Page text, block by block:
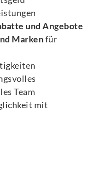
und Angebote
Markenfür
Team
mit